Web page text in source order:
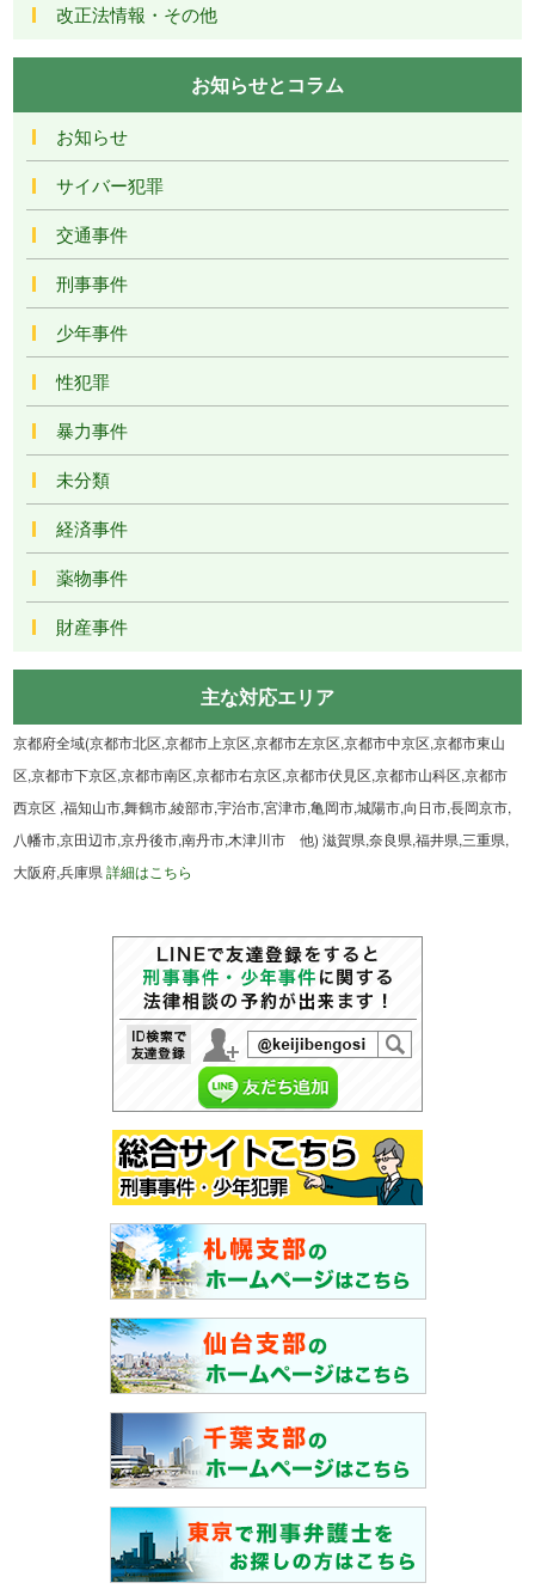
改正法情報・その他
お知らせとコラム
お知らせ
サイバー犯罪
交通事件
刑事事件
少年事件
性犯罪
暴力事件
未分類
経済事件
薬物事件
財産事件
主な対応エリア
京都府全域(京都市北区,京都市上京区,京都市左京区,京都市中京区,京都市東山
区,京都市下京区,京都市南区,京都市右京区,京都市伏見区,京都市山科区,京都市
西京区 ,福知山市,舞鶴市,綾部市,宇治市,宮津市,亀岡市,城陽市,向日市,長岡京市,
八幡市,京田辺市,京丹後市,南丹市,木津川市 他) 滋賀県,奈良県,福井県,三重県,
大阪府,兵庫県詳細はこちら